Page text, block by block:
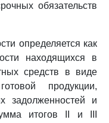
обязательств
определяется как
находящихся в
средств в виде
продукции,
задолженностей и
итогов II и III